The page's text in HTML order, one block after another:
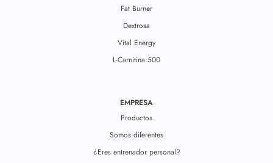
Fat Burner
Dextrosa
Vital Energy
L-Carnitina 500
EMPRESA
Productos
Somos diferentes
¿Eres entrenador personal?